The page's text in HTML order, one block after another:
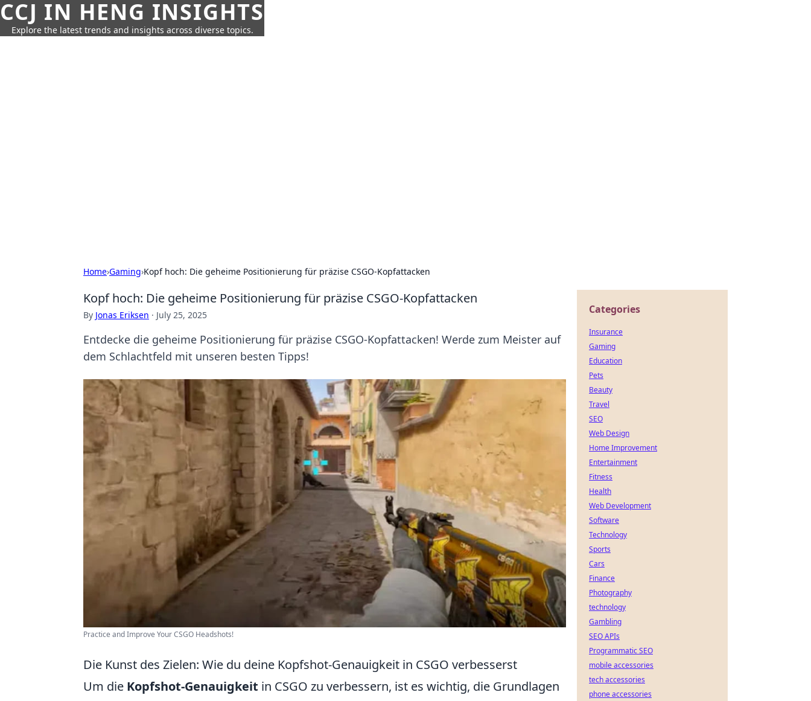
CCJ IN HENG INSIGHTS
Explore the latest trends and insights across diverse topics.
Home›Gaming›Kopf hoch: Die geheime Positionierung für präzise CSGO-Kopfattacken
Kopf hoch: Die geheime Positionierung für präzise CSGO-Kopfattacken
By Jonas Eriksen · July 25, 2025
Entdecke die geheime Positionierung für präzise CSGO-Kopfattacken! Werde zum Meister auf
dem Schlachtfeld mit unseren besten Tipps!
Practice and Improve Your CSGO Headshots!
Die Kunst des Zielen: Wie du deine Kopfshot-Genauigkeit in CSGO verbesserst
Um die Kopfshot-Genauigkeit in CSGO zu verbessern, ist es wichtig, die Grundlagen
Categories
Insurance
Gaming
Education
Pets
Beauty
Travel
SEO
Web Design
Home Improvement
Entertainment
Fitness
Health
Web Development
Software
Technology
Sports
Cars
Finance
Photography
technology
Gambling
SEO APIs
Programmatic SEO
mobile accessories
tech accessories
phone accessories